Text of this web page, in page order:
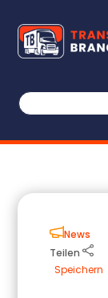
News
Teilen
Speichern